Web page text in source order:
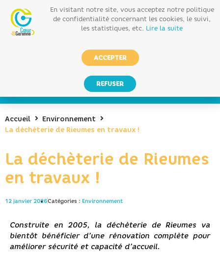
Accueil
Environnement
La déchèterie de Rieumes en travaux !
La déchèterie de Rieumes
en travaux !
12 janvier 2026Catégories : Environnement
Construite en 2005, la déchèterie de Rieumes va
bientôt bénéficier d’une rénovation complète pour
améliorer sécurité et capacité d’accueil.
En visitant notre site, vous acceptez notre politique
de confidentialité concernant les cookies, le suivi,
les statistiques, etc. Lire la suite
ACCEPTER
REFUSER